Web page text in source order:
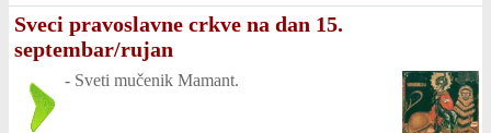
Sveci pravoslavne crkve na dan 15.
septembar/rujan
- Sveti mučenik Mamant.